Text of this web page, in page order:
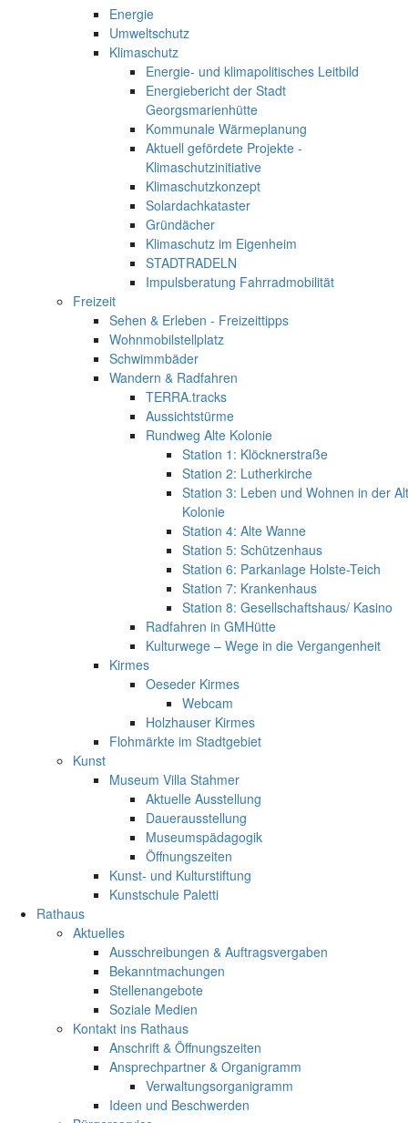
Energie
Umweltschutz
Klimaschutz
Energie- und klimapolitisches Leitbild
Energiebericht der Stadt
Georgsmarienhütte
Kommunale Wärmeplanung
Aktuell gefördete Projekte -
Klimaschutzinitiative
Klimaschutzkonzept
Solardachkataster
Gründächer
Klimaschutz im Eigenheim
STADTRADELN
Impulsberatung Fahrradmobilität
Freizeit
Sehen & Erleben - Freizeittipps
Wohnmobilstellplatz
Schwimmbäder
Wandern & Radfahren
TERRA.tracks
Aussichtstürme
Rundweg Alte Kolonie
Station 1: Klöcknerstraße
Station 2: Lutherkirche
Station 3: Leben und Wohnen in der
Kolonie
Station 4: Alte Wanne
Station 5: Schützenhaus
Station 6: Parkanlage Holste-Teich
Station 7: Krankenhaus
Station 8: Gesellschaftshaus/ Kasino
Radfahren in GMHütte
Kulturwege – Wege in die Vergangenheit
Kirmes
Oeseder Kirmes
Webcam
Holzhauser Kirmes
Flohmärkte im Stadtgebiet
Kunst
Museum Villa Stahmer
Aktuelle Ausstellung
Dauerausstellung
Museumspädagogik
Öffnungszeiten
Kunst- und Kulturstiftung
Kunstschule Paletti
Rathaus
Aktuelles
Ausschreibungen & Auftragsvergaben
Bekanntmachungen
Stellenangebote
Soziale Medien
Kontakt ins Rathaus
Anschrift & Öffnungszeiten
Ansprechpartner & Organigramm
Verwaltungsorganigramm
Ideen und Beschwerden